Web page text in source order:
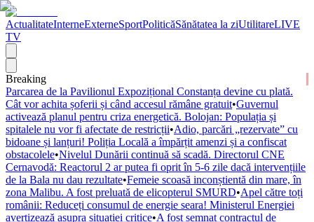
ActualitateInterneExterneSportPoliticăSănătatea la ziUtilitareLIVE
TV
Breaking
Parcarea de la Pavilionul Expozițional Constanța devine cu plată.
Cât vor achita șoferii și când accesul rămâne gratuit•Guvernul
activează planul pentru criza energetică. Bolojan: Populația și
spitalele nu vor fi afectate de restricții•Adio, parcări „rezervate” cu
bidoane și lanțuri! Poliția Locală a împărțit amenzi și a confiscat
obstacolele•Nivelul Dunării continuă să scadă. Directorul CNE
Cernavodă: Reactorul 2 ar putea fi oprit în 5-6 zile dacă intervențiile
de la Bala nu dau rezultate•Femeie scoasă inconștientă din mare, în
zona Malibu. A fost preluată de elicopterul SMURD•Apel către toți
românii: Reduceți consumul de energie seara! Ministerul Energiei
avertizează asupra situației critice•A fost semnat contractul de